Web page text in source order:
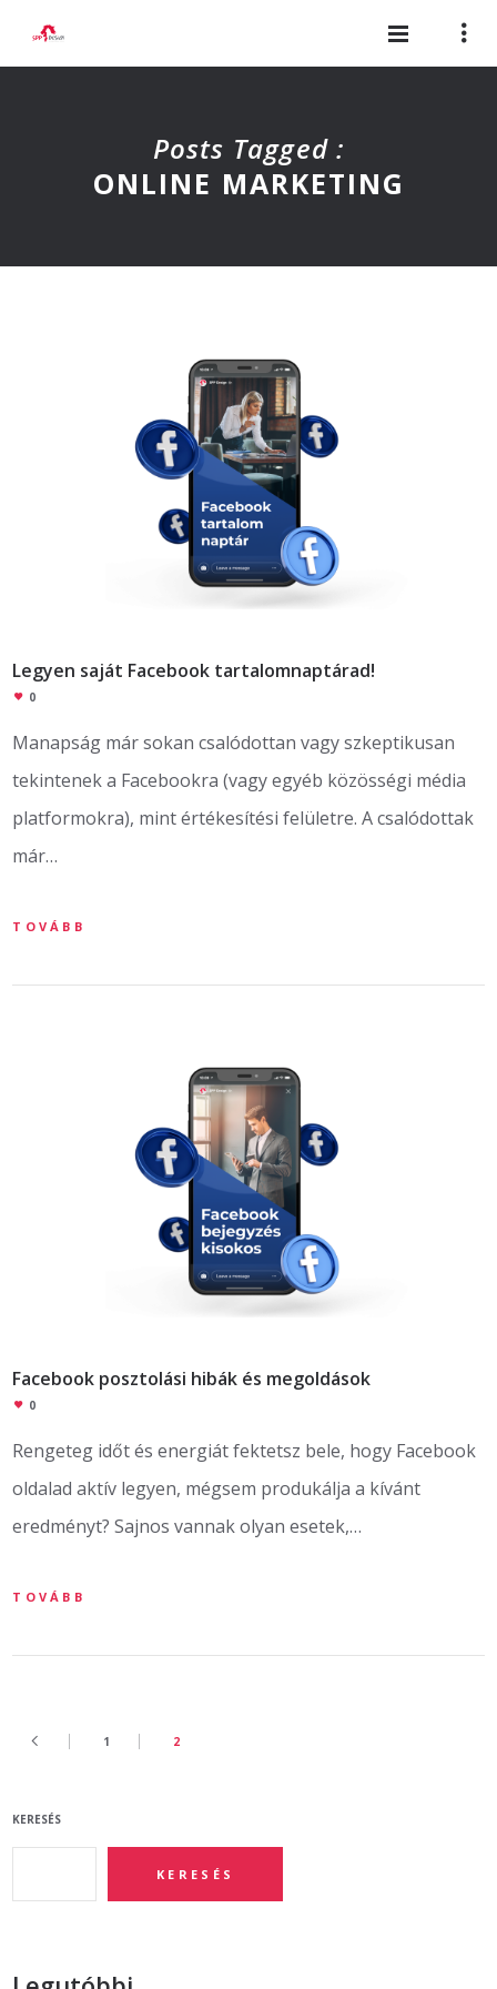
Posts Tagged :
ONLINE MARKETING
Legyen saját Facebook tartalomnaptárad!
0
Manapság már sokan csalódottan vagy szkeptikusan
tekintenek a Facebookra (vagy egyéb közösségi média
platformokra), mint értékesítési felületre. A csalódottak
már…
TOVÁBB
Facebook posztolási hibák és megoldások
0
Rengeteg időt és energiát fektetsz bele, hogy Facebook
oldalad aktív legyen, mégsem produkálja a kívánt
eredményt? Sajnos vannak olyan esetek,…
TOVÁBB
1 2
KERESÉS
KERESÉS